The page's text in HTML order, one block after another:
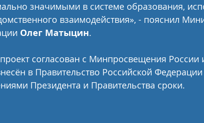
значимыми в системе образования,
взаимодействия», - пояснил
Олег Матыцин.
согласован с Минпросвещения
в Правительство Российской
Президента и Правительства сроки.